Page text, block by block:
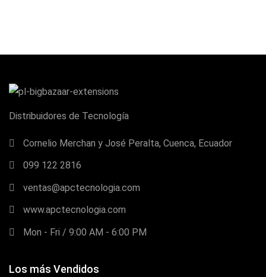
Distribuidores de Tecnología
Cornelio Merchan y José Peralta, Cuenca, Ecuador
099 122 2816
ventas@apctecnologia.com
www.apctecnologia.com
Mon - Fri / 9:00 AM - 6:00 PM
Los más Vendidos